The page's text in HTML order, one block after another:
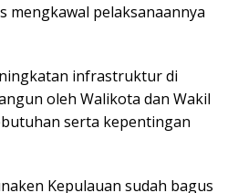
mengkawal pelaksanaannya
infrastruktur di
oleh Walikota dan Wakil
serta kepentingan
Kepulauan sudah bagus